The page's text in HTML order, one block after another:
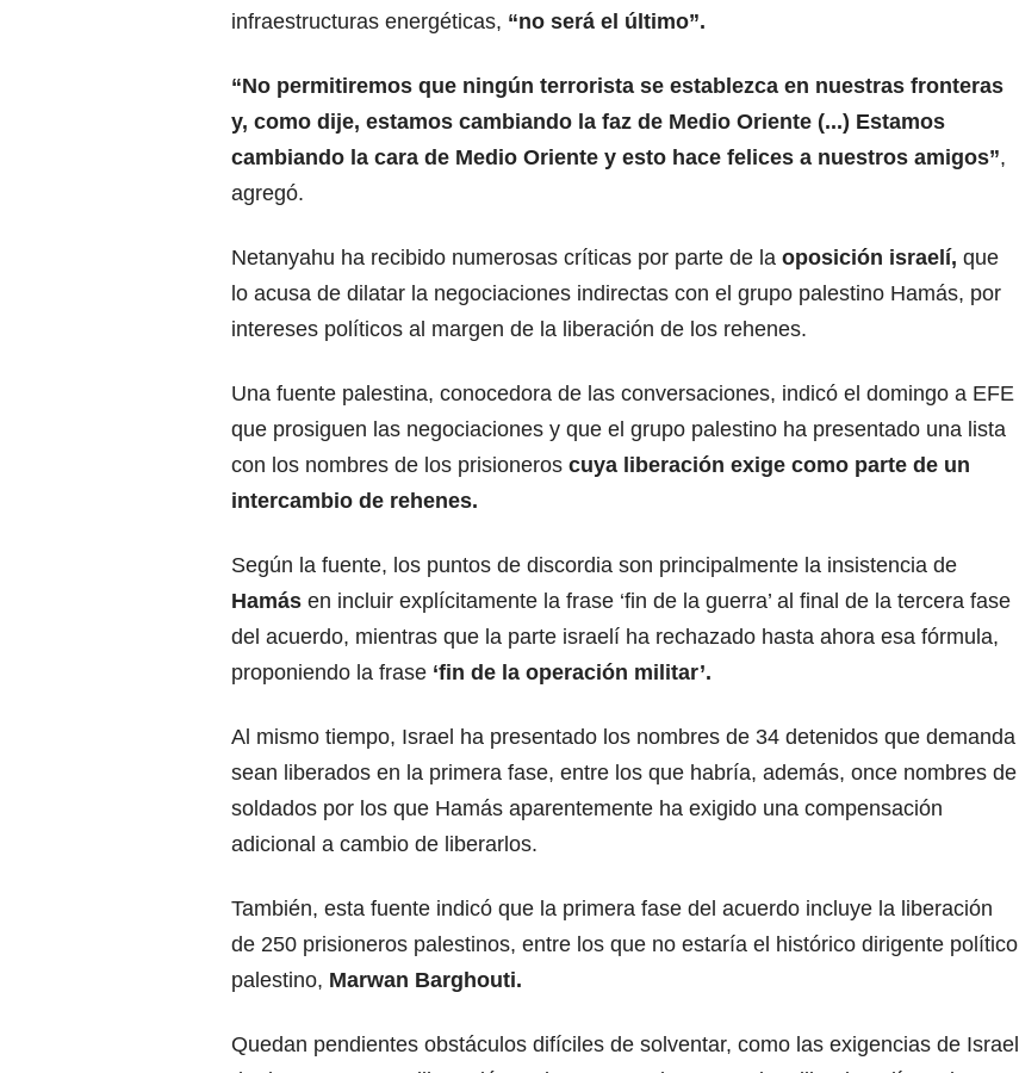
infraestructuras energéticas, “no será el último”.
“No permitiremos que ningún terrorista se establezca en nuestras fronteras
y, como dije, estamos cambiando la faz de Medio Oriente (...) Estamos
cambiando la cara de Medio Oriente y esto hace felices a nuestros amigos”,
agregó.
Netanyahu ha recibido numerosas críticas por parte de la oposición israelí, que
lo acusa de dilatar la negociaciones indirectas con el grupo palestino Hamás, por
intereses políticos al margen de la liberación de los rehenes.
Una fuente palestina, conocedora de las conversaciones, indicó el domingo a EFE
que prosiguen las negociaciones y que el grupo palestino ha presentado una lista
con los nombres de los prisioneros cuya liberación exige como parte de un
intercambio de rehenes.
Según la fuente, los puntos de discordia son principalmente la insistencia de
Hamás en incluir explícitamente la frase ‘fin de la guerra’ al final de la tercera fase
del acuerdo, mientras que la parte israelí ha rechazado hasta ahora esa fórmula,
proponiendo la frase ‘fin de la operación militar’.
Al mismo tiempo, Israel ha presentado los nombres de 34 detenidos que demanda
sean liberados en la primera fase, entre los que habría, además, once nombres de
soldados por los que Hamás aparentemente ha exigido una compensación
adicional a cambio de liberarlos.
También, esta fuente indicó que la primera fase del acuerdo incluye la liberación
de 250 prisioneros palestinos, entre los que no estaría el histórico dirigente político
palestino, Marwan Barghouti.
Quedan pendientes obstáculos difíciles de solventar, como las exigencias de Israel